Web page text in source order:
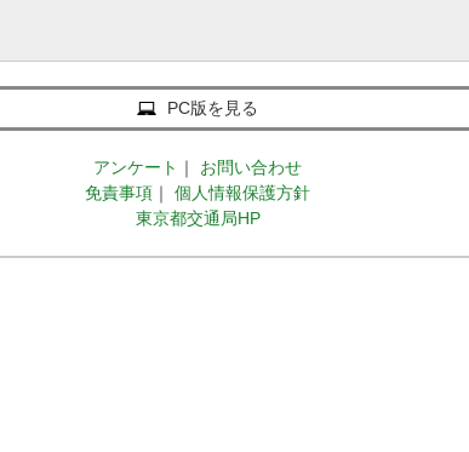
PC版を見る
アンケート ｜
お問い合わせ
免責事項 ｜
個人情報保護方針
東京都交通局HP